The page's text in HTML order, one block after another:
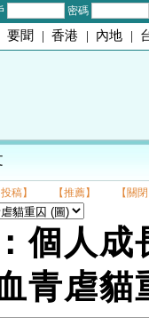
密碼
要聞 | 香港 | 內地 |
投稿】 【推薦】 【關
個人成
青虐貓